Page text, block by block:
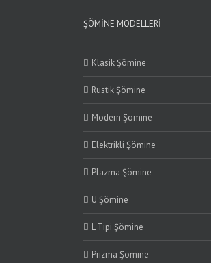
ŞÖMINE MODELLERI
Klasik Şömine
Rustik Şömine
Modern Şömine
Elektrikli Şömine
Plazma Şömine
U Şömine
L Tipi Şömine
Prizma Şömine